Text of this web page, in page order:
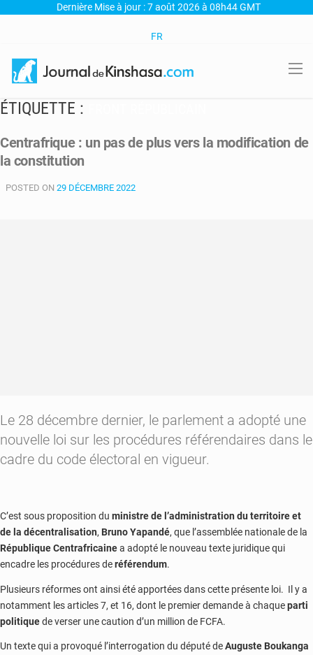
Dernière Mise à jour : 7 août 2026 à 08h44 GMT
FR
ÉTIQUETTE :
Centrafrique : un pas de plus vers la modification de
la constitution
POSTED ON 29 DÉCEMBRE 2022
Le 28 décembre dernier, le parlement a adopté une
nouvelle loi sur les procédures référendaires dans le
cadre du code électoral en vigueur.
C’est sous proposition du ministre de l’administration du territoire et
de la décentralisation, Bruno Yapandé, que l’assemblée nationale de la
République Centrafricainea adopté le nouveau texte juridique qui
encadre les procédures deréférendum.
Plusieurs réformes ont ainsi été apportées dans cette présente loi. Il y a
notamment les articles 7, et 16, dont le premier demande à chaqueparti
politiquede verser une caution d’un million de FCFA.
Un texte qui a provoqué l’interrogation du député deAuguste Boukanga